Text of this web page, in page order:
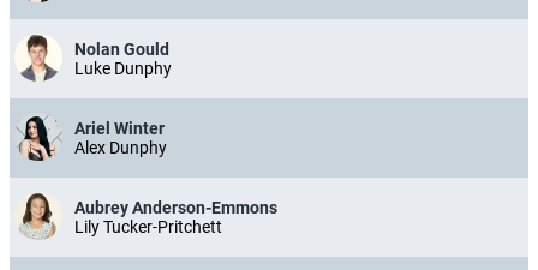
Nolan Gould
Luke Dunphy
Ariel Winter
Alex Dunphy
Aubrey Anderson-Emmons
Lily Tucker-Pritchett